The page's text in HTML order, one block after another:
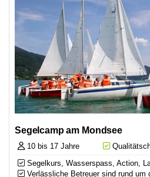
Segelcamp am Mondsee
10 bis 17 Jahre
Segelkurs, Wasserspass, Action,
Verlässliche Betreuer sind rund um